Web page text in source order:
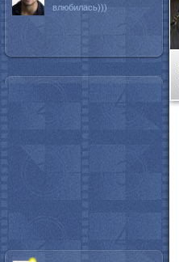
влюбилась)))